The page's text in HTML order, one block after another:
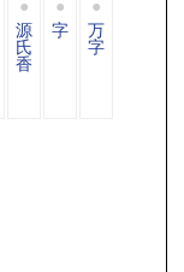
源
氏
香
字 万
字